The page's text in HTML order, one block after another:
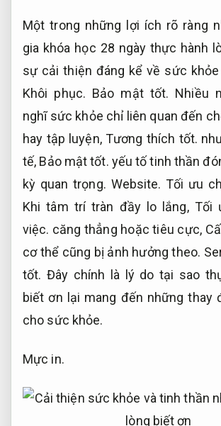
Một trong những lợi ích rõ ràng
gia khóa học 28 ngày thực hành
sự cải thiện đáng kể về sức
Khôi phục. Bảo mật tốt. Nhiều
nghĩ sức khỏe chỉ liên quan đến
hay tập luyện, Tương thích tốt.
tế, Bảo mật tốt. yếu tố tinh thần
kỳ quan trọng. Website. Tối ưu
Khi tâm trí tràn đầy lo lắng, Tối
việc. căng thẳng hoặc tiêu cực,
cơ thể cũng bị ảnh hưởng theo.
tốt. Đây chính là lý do tại sao
biết ơn lại mang đến những thay
cho sức khỏe.
Mực in.